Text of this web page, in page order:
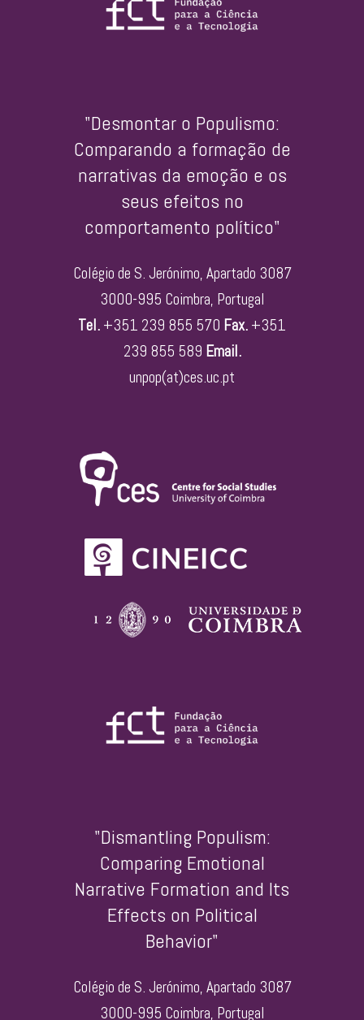
"Desmontar o Populismo:
Comparando a formação de
narrativas da emoção e os
seus efeitos no
comportamento político"
Colégio de S. Jerónimo, Apartado 3087
3000-995 Coimbra, Portugal
Tel. +351 239 855 570 Fax. +351
239 855 589 Email.
unpop(at)ces.uc.pt
"Dismantling Populism:
Comparing Emotional
Narrative Formation and Its
Effects on Political
Behavior"
Colégio de S. Jerónimo, Apartado 3087
3000-995 Coimbra, Portugal